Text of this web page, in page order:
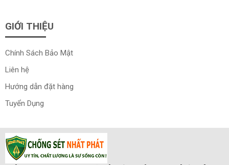
GIỚI THIỆU
Chính Sách Bảo Mật
Liên hệ
Hướng dẫn đặt hàng
Tuyển Dụng